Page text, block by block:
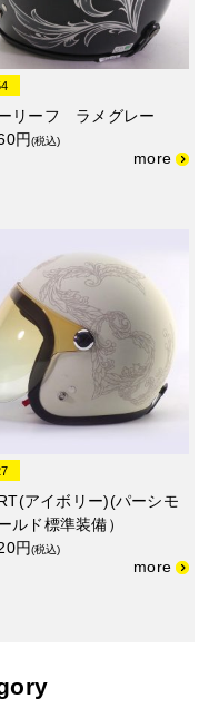
リーフ ラメグレー
円(税込)
アイボリー)(パーシモ
ルド標準装備）
円(税込)